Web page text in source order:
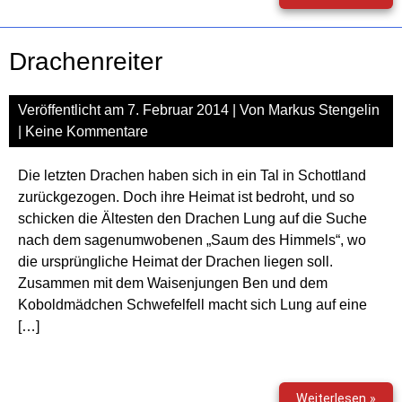
–
Das
Drachenreiter
Veröffentlicht am 7. Februar 2014 | Von Markus Stengelin
Keine Kommentare
Die letzten Drachen haben sich in ein Tal in Schottland
zurückgezogen. Doch ihre Heimat ist bedroht, und so
schicken die Ältesten den Drachen Lung auf die Suche
nach dem sagenumwobenen „Saum des Himmels“, wo
die ursprüngliche Heimat der Drachen liegen soll.
Zusammen mit dem Waisenjungen Ben und dem
Koboldmädchen Schwefelfell macht sich Lung auf eine
[…]
Weiterlesen »